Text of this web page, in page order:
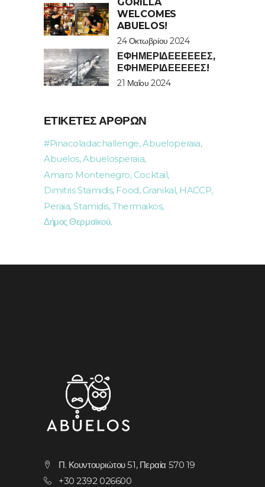
WELCOMES
ABUELOS!
24 Οκτωβρίου 2024
ΕΦΗΜΕΡΙΔΕΕΕΕΕΈΣ,
ΕΦΗΜΕΡΙΔΕΕΕΕΈΣ!
21 Μαΐου 2024
ΕΤΙΚΈΤΕΣ ΆΡΘΡΩΝ
#pinacoladachallenge Abueloperaia
Abuelos Abuelosperaia
Amaro Montenegro Cocktail
Dimitris Stamidis Food Granikal HACCP
Peraia Stamidis Thermaikos
Δήμος Θερμαϊκού
Π. Κουντουριώτου 51, Περαία 570 19
+30 2392 026600